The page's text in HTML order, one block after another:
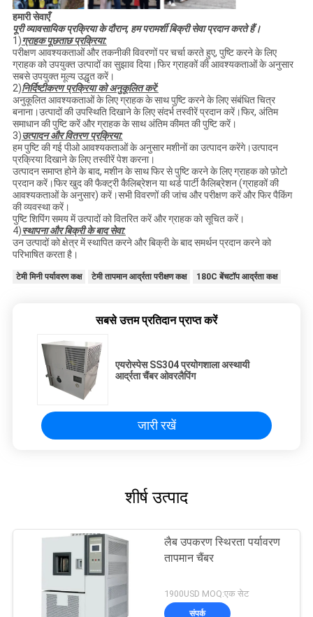
हमारी सेवाएँ
पूरी व्यावसायिक प्रक्रिया के दौरान, हम परामर्शी बिक्री सेवा प्रदान करते हैं।
1)ग्राहक पूछताछ प्रक्रिया:
परीक्षण आवश्यकताओं और तकनीकी विवरणों पर चर्चा करते हुए, पुष्टि करने के लिए
ग्राहक को उपयुक्त उत्पादों का सुझाव दिया।फिर ग्राहकों की आवश्यकताओं के अनुसार
सबसे उपयुक्त मूल्य उद्धृत करें।
2)निर्दिष्टीकरण प्रक्रिया को अनुकूलित करें:
अनुकूलित आवश्यकताओं के लिए ग्राहक के साथ पुष्टि करने के लिए संबंधित चित्र
बनाना।उत्पादों की उपस्थिति दिखाने के लिए संदर्भ तस्वीरें प्रदान करें।फिर, अंतिम
समाधान की पुष्टि करें और ग्राहक के साथ अंतिम कीमत की पुष्टि करें।
3)उत्पादन और वितरण प्रक्रिया:
हम पुष्टि की गई पीओ आवश्यकताओं के अनुसार मशीनों का उत्पादन करेंगे।उत्पादन
प्रक्रिया दिखाने के लिए तस्वीरें पेश करना।
उत्पादन समाप्त होने के बाद, मशीन के साथ फिर से पुष्टि करने के लिए ग्राहक को फ़ोटो
प्रदान करें।फिर खुद की फैक्ट्री कैलिब्रेशन या थर्ड पार्टी कैलिब्रेशन (ग्राहकों की
आवश्यकताओं के अनुसार) करें।सभी विवरणों की जांच और परीक्षण करें और फिर पैकिंग
की व्यवस्था करें।
पुष्टि शिपिंग समय में उत्पादों को वितरित करें और ग्राहक को सूचित करें।
4)स्थापना और बिक्री के बाद सेवा:
उन उत्पादों को क्षेत्र में स्थापित करने और बिक्री के बाद समर्थन प्रदान करने को
परिभाषित करता है।
टेमी मिनी पर्यावरण कक्ष टेमी तापमान आर्द्रता परीक्षण कक्ष 180C बेंचटॉप आर्द्रता कक्ष
सबसे उत्तम प्रतिदान प्राप्त करें
एयरोस्पेस SS304 प्रयोगशाला अस्थायी
आर्द्रता चैंबर ओवरलैपिंग
जारी रखें
शीर्ष उत्पाद
लैब उपकरण स्थिरता पर्यावरण
तापमान चैंबर
1900USD MOQ:एक सेट
संपर्क